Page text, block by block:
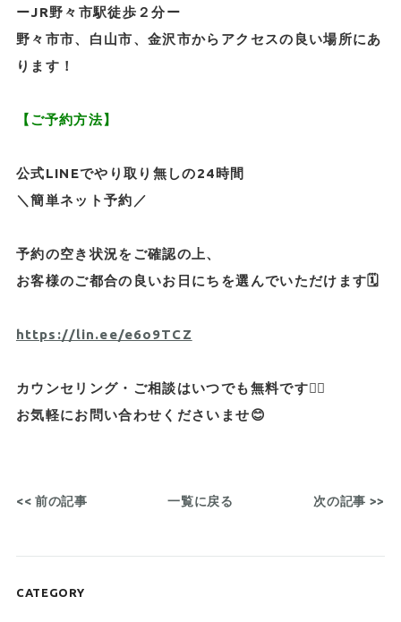
ーJR野々市駅徒歩２分ー
野々市市、白山市、金沢市からアクセスの良い場所にあ
ります！
【ご予約方法】
公式LINEでやり取り無しの24時間
＼簡単ネット予約／
予約の空き状況をご確認の上、
お客様のご都合の良いお日にちを選んでいただけます🗓️
https://lin.ee/e6o9TCZ
カウンセリング・ご相談はいつでも無料です💁‍♂️
お気軽にお問い合わせくださいませ😊
<< 前の記事 一覧に戻る 次の記事 >>
CATEGORY